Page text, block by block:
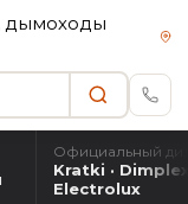
Официальный
Kratki · Dimplex
Electrolux